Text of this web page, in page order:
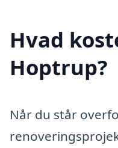
Hvad
Hoptrup?
Når du står